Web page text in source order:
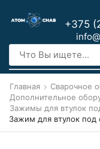
+375
Главная
Сварочное
Дополнительное
Зажимы для втулок
Зажим для втулок под